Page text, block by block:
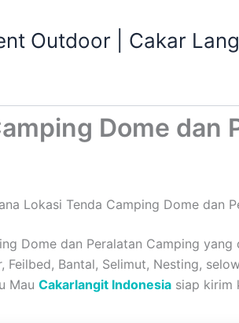
Outdoor | Cakar
Dome
Lokasi Tenda Camping Dome dan
Dome dan Peralatan Camping
Feilbed, Bantal, Selimut, Nesting,
Mau Cakarlangit Indonesia siap kirim